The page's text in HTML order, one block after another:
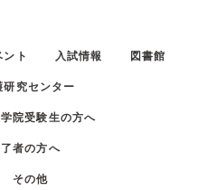
ント 入試情報 図書館
研究センター
院受験生の方へ
者の方へ
その他